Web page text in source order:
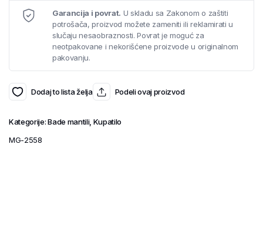
Garancija i povrat. U skladu sa Zakonom o zaštiti
potrošača, proizvod možete zameniti ili reklamirati u
slučaju nesaobraznosti. Povrat je moguć za
neotpakovane i nekorišćene proizvode u originalnom
pakovanju.
Dodaj to lista želja Podeli ovaj proizvod
Kategorije:Bade mantili, Kupatilo
MG-2558